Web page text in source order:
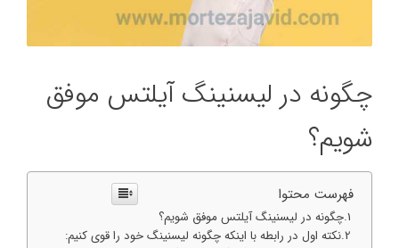
چگونه در لیسنینگ آیلتس موفق
شویم؟
فهرست محتوا
چگونه در لیسنینگ آیلتس موفق شویم؟
نکته اول در رابطه با اینکه چگونه لیسنینگ خود را قوی کنیم: